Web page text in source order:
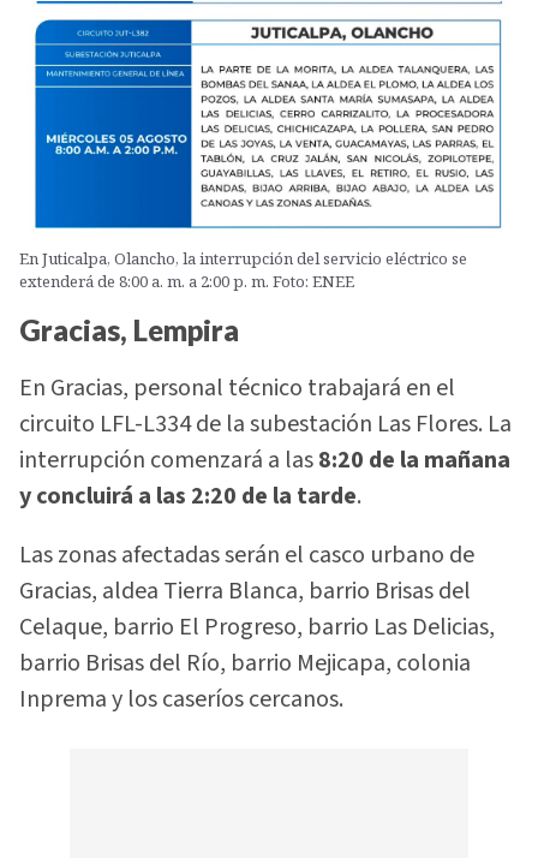
En Juticalpa, Olancho, la interrupción del servicio eléctrico se
extenderá de 8:00 a. m. a 2:00 p. m. Foto: ENEE
Gracias, Lempira
En Gracias, personal técnico trabajará en el
circuito LFL-L334 de la subestación Las Flores. La
interrupción comenzará a las8:20 de la mañana
y concluirá a las 2:20 de la tarde.
Las zonas afectadas serán el casco urbano de
Gracias, aldea Tierra Blanca, barrio Brisas del
Celaque, barrio El Progreso, barrio Las Delicias,
barrio Brisas del Río, barrio Mejicapa, colonia
Inprema y los caseríos cercanos.